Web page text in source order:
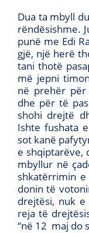
Dua ta mbyll
rëndësishme.
punë me Edi
gjë, një herë
tani thotë
më jepni
në prehër
dhe për të
shohi drejtë
Ishte fushata
sot kanë
e shqiptarëve,
mbyllur në
shkatërrimin
donin të
drejtësi, nuk
reja të
“në 12 maj do